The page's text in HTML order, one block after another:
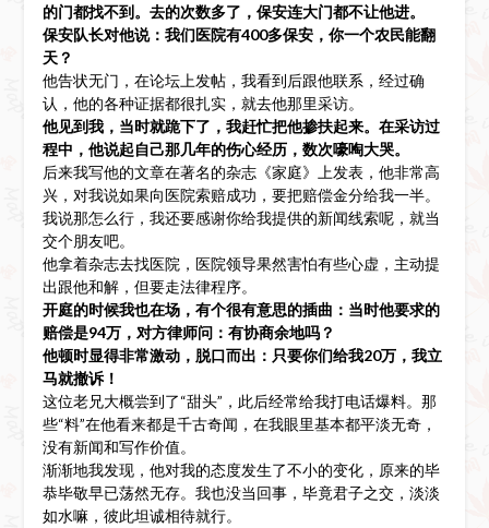
的门都找不到。去的次数多了，保安连大门都不让他进。
保安队长对他说：我们医院有400多保安，你一个农民能翻
天？
他告状无门，在论坛上发帖，我看到后跟他联系，经过确
认，他的各种证据都很扎实，就去他那里采访。
他见到我，当时就跪下了，我赶忙把他掺扶起来。在采访过
程中，他说起自己那几年的伤心经历，数次嚎啕大哭。
后来我写他的文章在著名的杂志《家庭》上发表，他非常高
兴，对我说如果向医院索赔成功，要把赔偿金分给我一半。
我说那怎么行，我还要感谢你给我提供的新闻线索呢，就当
交个朋友吧。
他拿着杂志去找医院，医院领导果然害怕有些心虚，主动提
出跟他和解，但要走法律程序。
开庭的时候我也在场，有个很有意思的插曲：当时他要求的
赔偿是94万，对方律师问：有协商余地吗？
他顿时显得非常激动，脱口而出：只要你们给我20万，我立
马就撤诉！
这位老兄大概尝到了“甜头”，此后经常给我打电话爆料。那
些“料”在他看来都是千古奇闻，在我眼里基本都平淡无奇，
没有新闻和写作价值。
渐渐地我发现，他对我的态度发生了不小的变化，原来的毕
恭毕敬早已荡然无存。我也没当回事，毕竟君子之交，淡淡
如水嘛，彼此坦诚相待就行。